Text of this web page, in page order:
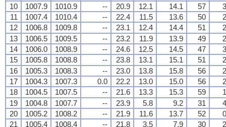
10
1007.9 1010.9 -- 20.9 12.1 14.1 57
11
1007.4 1010.4 -- 22.4 11.5 13.6 50
12
1006.8 1009.8 -- 23.1 12.4 14.4 51
13
1006.5 1009.5 -- 23.2 11.9 13.9 49
14
1006.0 1008.9 -- 24.6 12.5 14.5 47
15
1005.8 1008.8 -- 23.8 13.1 15.1 51
16
1005.3 1008.3 -- 23.0 13.8 15.8 56
17
1004.3 1007.3 0.0 22.2 13.0 15.0 56
18
1004.5 1007.5 -- 21.6 13.3 15.3 59
19
1004.8 1007.7 -- 23.9 5.8 9.2 31
20
1005.2 1008.2 -- 21.9 11.6 13.7 52
21
1005.4 1008.4 -- 21.8 3.5 7.9 30